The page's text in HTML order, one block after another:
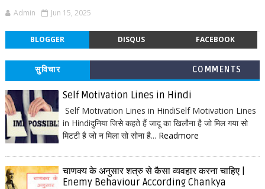
Admin Jun 15, 2025
BLOGGER DISQUS FACEBOOK
सुविचार COMMENTS
Self Motivation Lines in Hindi
Self Motivation Lines in HindiSelf Motivation Lines
in Hindiदुनिया जिसे कहते हैं जादू का खिलौना है जो मिल गया सो
मिटटी है जो न मिला सो सोना है... Readmore
चाणक्य के अनुसार शत्रु से कैसा व्यवहार करना चाहिए |
Enemy Behaviour According Chankya